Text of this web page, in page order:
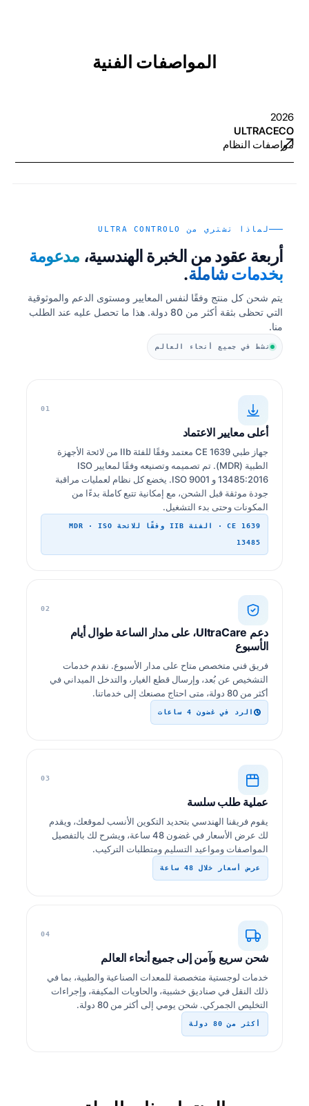
المواصفات الفنية
2026
ULTRACECO
مواصفات النظام
لماذا تشتري من ULTRA CONTROLO
أربعة عقود من الخبرة الهندسية، مدعومة
بخدمات شاملة.
يتم شحن كل منتج وفقًا لنفس المعايير ومستوى الدعم والموثوقية
التي تحظى بثقة أكثر من 80 دولة. هذا ما تحصل عليه عند الطلب
منا.
نشط في جميع أنحاء العالم
01
أعلى معايير الاعتماد
جهاز طبي CE 1639 معتمد وفقًا للفئة IIb من لائحة الأجهزة
الطبية (MDR). تم تصميمه وتصنيعه وفقًا لمعايير ISO
13485:2016 و ISO 9001. يخضع كل نظام لعمليات مراقبة
جودة موثقة قبل الشحن، مع إمكانية تتبع كاملة بدءًا من
المكونات وحتى بدء التشغيل.
CE 1639 · الفئة IIB وفقًا للائحة MDR · ISO
13485
02
دعم UltraCare، على مدار الساعة طوال أيام
الأسبوع
فريق فني متخصص متاح على مدار الأسبوع. نقدم خدمات
التشخيص عن بُعد، وإرسال قطع الغيار، والتدخل الميداني في
أكثر من 80 دولة، متى احتاج مصنعك إلى خدماتنا.
الرد في غضون 4 ساعات
03
عملية طلب سلسة
يقوم فريقنا الهندسي بتحديد التكوين الأنسب لموقعك، ويقدم
لك عرض الأسعار في غضون 48 ساعة، ويشرح لك بالتفصيل
المواصفات ومواعيد التسليم ومتطلبات التركيب.
عرض أسعار خلال 48 ساعة
04
شحن سريع وآمن إلى جميع أنحاء العالم
خدمات لوجستية متخصصة للمعدات الصناعية والطبية، بما في
ذلك النقل في صناديق خشبية، والحاويات المكيفة، وإجراءات
التخليص الجمركي. شحن يومي إلى أكثر من 80 دولة.
أكثر من 80 دولة